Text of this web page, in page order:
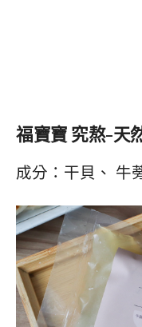
福寶寶 究熬-天
成分：干貝、 牛